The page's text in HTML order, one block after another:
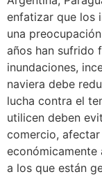
enfatizar que los
una
años han sufrido
inundaciones,
naviera debe
lucha contra el
utilicen deben
comercio,
económicamente
a los que están